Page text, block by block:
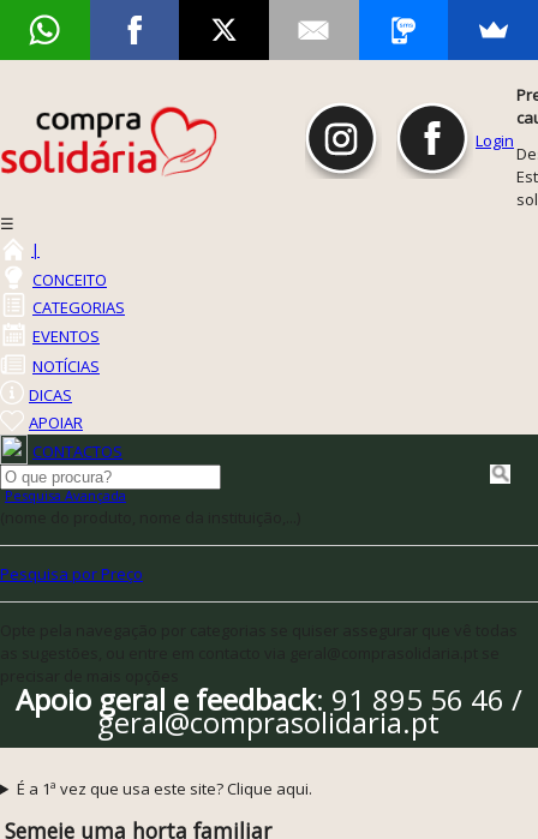
Login
☰
|
CONCEITO
CATEGORIAS
EVENTOS
NOTÍCIAS
DICAS
APOIAR
CONTACTOS
Pesquisa Avançada
Pesquisa por Preço
Apoio geral e feedback: 91 895 56 46 /
geral@comprasolidaria.pt
É a 1ª vez que usa este site? Clique aqui.
Semeie uma horta familiar